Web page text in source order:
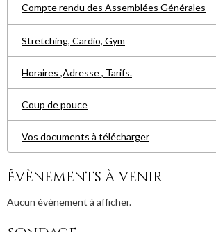
Compte rendu des Assemblées Générales
Stretching, Cardio, Gym
Horaires ,Adresse , Tarifs.
Coup de pouce
Vos documents à télécharger
Évènements à venir
Aucun évènement à afficher.